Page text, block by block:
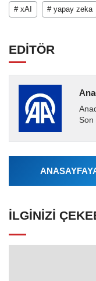
# xAI # yapay zeka
EDİTÖR
Son
İLGINIZI